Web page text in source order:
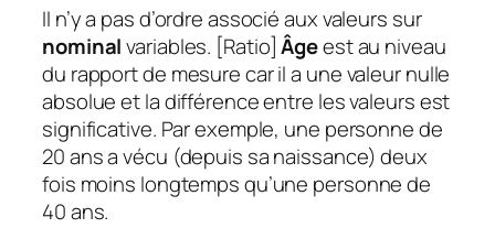
Il n’y a pas d’ordre associé aux valeurs sur
nominalvariables. [Ratio]Âgeest au niveau
du rapport de mesure car il a une valeur nulle
absolue et la différence entre les valeurs est
significative. Par exemple, une personne de
20 ans a vécu (depuis sa naissance) deux
fois moins longtemps qu’une personne de
40 ans.